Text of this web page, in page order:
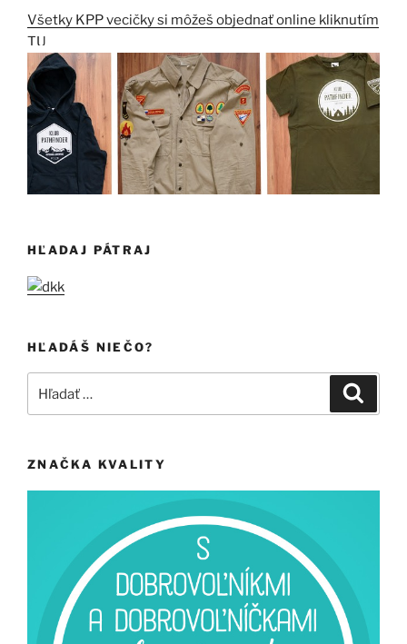
Všetky KPP vecičky si môžeš objednať online kliknutím
TU
HĽADAJ PÁTRAJ
HĽADÁŠ NIEČO?
ZNAČKA KVALITY